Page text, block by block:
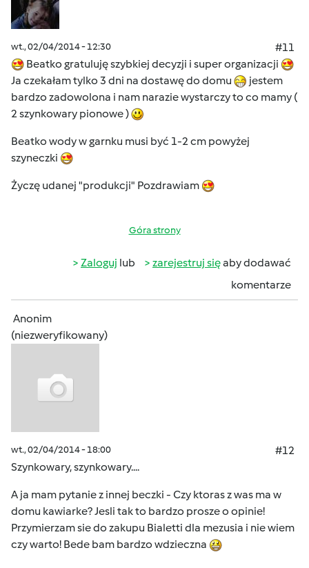
wt., 02/04/2014 - 12:30
#11
Beatko gratuluję szybkiej decyzji i super organizacji
Ja czekałam tylko 3 dni na dostawę do domu
jestem
bardzo zadowolona i nam narazie wystarczy to co mamy (
2 szynkowary pionowe )
Beatko wody w garnku musi być 1-2 cm powyżej
szyneczki
Życzę udanej "produkcji" Pozdrawiam
Góra strony
Zaloguj lub zarejestruj sięaby dodawać
komentarze
Anonim
(niezweryfikowany)
wt., 02/04/2014 - 18:00
#12
Szynkowary, szynkowary....
A ja mam pytanie z innej beczki - Czy ktoras z was ma w
domu kawiarke? Jesli tak to bardzo prosze o opinie!
Przymierzam sie do zakupu Bialetti dla mezusia i nie wiem
czy warto! Bede bam bardzo wdzieczna